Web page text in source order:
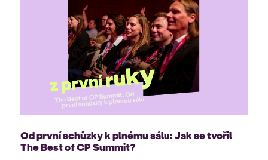
Od první schůzky k plnému sálu: Jak se tvořil
The Best of CP Summit?